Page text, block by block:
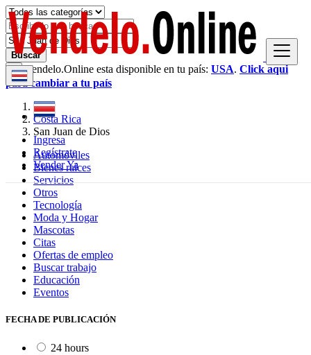
Ingresa
Regístrate
Vender Ya
Buscar
× Vendelo.Online esta disponible en tu país: USA. Click aqui
para cambiar a tu país
Costa Rica
San Juan de Dios
Automóviles
Bienes raíces
Servicios
Otros
Tecnología
Moda y Hogar
Mascotas
Citas
Ofertas de empleo
Buscar trabajo
Educación
Eventos
FECHA DE PUBLICACIÓN
24 hours